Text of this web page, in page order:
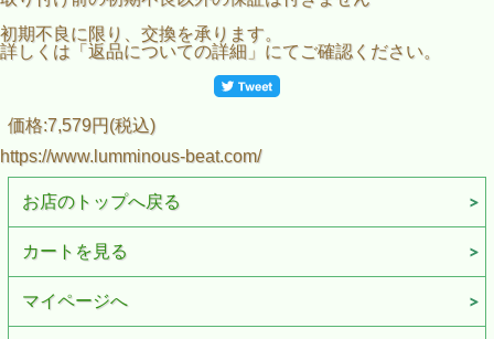
初期不良に限り、交換を承ります。
詳しくは「返品についての詳細」にてご確認ください。
価格:7,579円(税込)
https://www.lumminous-beat.com/
お店のトップへ戻る
カートを見る
マイページへ